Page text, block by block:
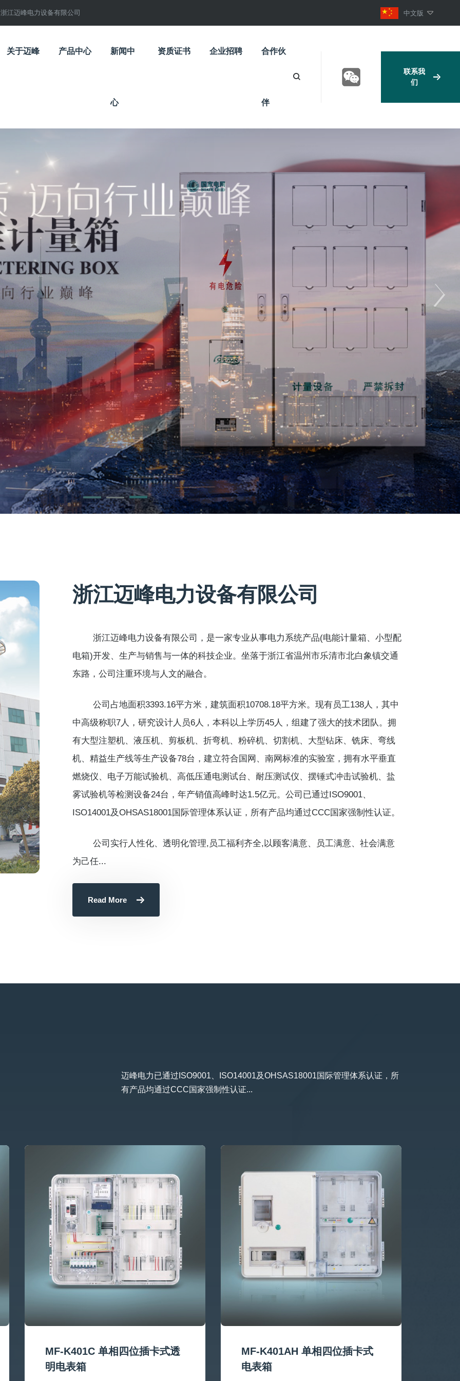
浙江迈峰电力设备有限公司 中文版
关于迈峰 产品中心 新闻中
心
资质证书 企业招聘 合作伙
伴
联系我
们
浙江迈峰电力设备有限公司
浙江迈峰电力设备有限公司，是一家专业从事电力系统产品(电能计量箱、小型配
电箱)开发、生产与销售与一体的科技企业。坐落于浙江省温州市乐清市北白象镇交通
东路，公司注重环境与人文的融合。
公司占地面积3393.16平方米，建筑面积10708.18平方米。现有员工138人，其中
中高级称职7人，研究设计人员6人，本科以上学历45人，组建了强大的技术团队。拥
有大型注塑机、液压机、剪板机、折弯机、粉碎机、切割机、大型钻床、铣床、弯线
机、精益生产线等生产设备78台，建立符合国网、南网标准的实验室，拥有水平垂直
燃烧仪、电子万能试验机、高低压通电测试台、耐压测试仪、摆锤式冲击试验机、盐
雾试验机等检测设备24台，年产销值高峰时达1.5亿元。公司已通过ISO9001、
ISO14001及OHSAS18001国际管理体系认证，所有产品均通过CCC国家强制性认证。
公司实行人性化、透明化管理,员工福利齐全,以顾客满意、员工满意、社会满意
为己任...
Read More
迈峰电力已通过ISO9001、ISO14001及OHSAS18001国际管理体系认证，所
有产品均通过CCC国家强制性认证...
MF-K401C 单相四位插卡式透
明电表箱
MF-K401AH 单相四位插卡式
电表箱